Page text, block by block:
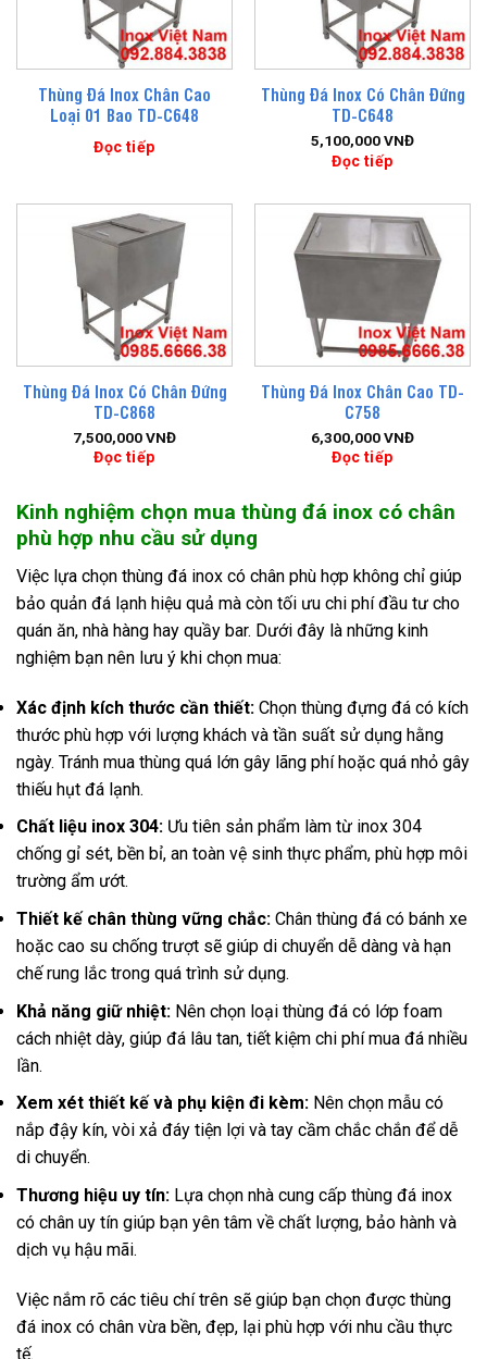
Thùng Đá Inox Chân Cao
Loại 01 Bao TD-C648
Đọc tiếp
Thùng Đá Inox Có Chân Đứng
TD-C648
5,100,000VNĐ
Đọc tiếp
Thùng Đá Inox Có Chân Đứng
TD-C868
7,500,000VNĐ
Đọc tiếp
Thùng Đá Inox Chân Cao TD-
C758
6,300,000VNĐ
Đọc tiếp
Kinh nghiệm chọn mua thùng đá inox có chân
phù hợp nhu cầu sử dụng
Việc lựa chọn thùng đá inox có chân phù hợp không chỉ giúp
bảo quản đá lạnh hiệu quả mà còn tối ưu chi phí đầu tư cho
quán ăn, nhà hàng hay quầy bar. Dưới đây là những kinh
nghiệm bạn nên lưu ý khi chọn mua:
Xác định kích thước cần thiết: Chọn thùng đựng đá có kích
thước phù hợp với lượng khách và tần suất sử dụng hằng
ngày. Tránh mua thùng quá lớn gây lãng phí hoặc quá nhỏ gây
thiếu hụt đá lạnh.
Chất liệu inox 304: Ưu tiên sản phẩm làm từ inox 304
chống gỉ sét, bền bỉ, an toàn vệ sinh thực phẩm, phù hợp môi
trường ẩm ướt.
Thiết kế chân thùng vững chắc: Chân thùng đá có bánh xe
hoặc cao su chống trượt sẽ giúp di chuyển dễ dàng và hạn
chế rung lắc trong quá trình sử dụng.
Khả năng giữ nhiệt: Nên chọn loại thùng đá có lớp foam
cách nhiệt dày, giúp đá lâu tan, tiết kiệm chi phí mua đá nhiều
lần.
Xem xét thiết kế và phụ kiện đi kèm: Nên chọn mẫu có
nắp đậy kín, vòi xả đáy tiện lợi và tay cầm chắc chắn để dễ
di chuyển.
Thương hiệu uy tín: Lựa chọn nhà cung cấp thùng đá inox
có chân uy tín giúp bạn yên tâm về chất lượng, bảo hành và
dịch vụ hậu mãi.
Việc nắm rõ các tiêu chí trên sẽ giúp bạn chọn được thùng
đá inox có chân vừa bền, đẹp, lại phù hợp với nhu cầu thực
tế.